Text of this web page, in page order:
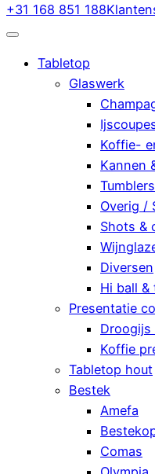
+31 168 851 188
Tabletop
Glaswerk
Koffie-
Kannen
Overig /
Shots &
Diversen
Hi ball &
Presentatie
Droogijs
Koffie
Tabletop hout
Bestek
Amefa
Comas